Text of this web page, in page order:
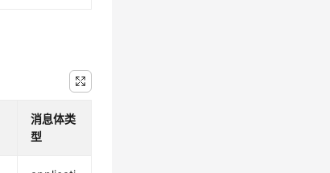
消息体类
型